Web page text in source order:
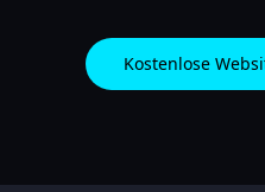
Kostenlose